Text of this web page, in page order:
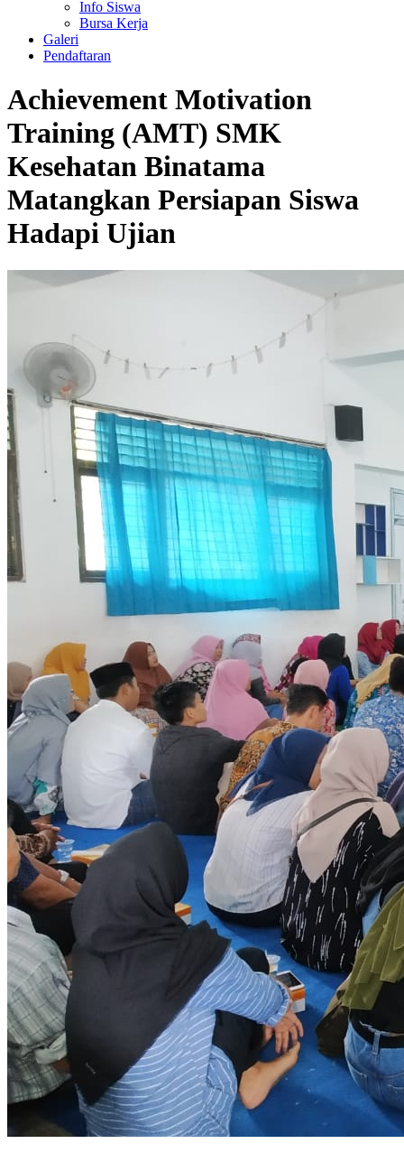
Info Siswa
Bursa Kerja
Galeri
Pendaftaran
Achievement Motivation
Training (AMT) SMK
Kesehatan Binatama
Matangkan Persiapan Siswa
Hadapi Ujian